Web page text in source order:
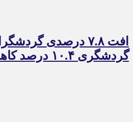
افت ۷.۸ درصدی
گردشگری ۱۰.۴ درصد کاهش یافت